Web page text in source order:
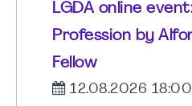
LGDA online
Profession by
Fellow
12.08.2026 18:00